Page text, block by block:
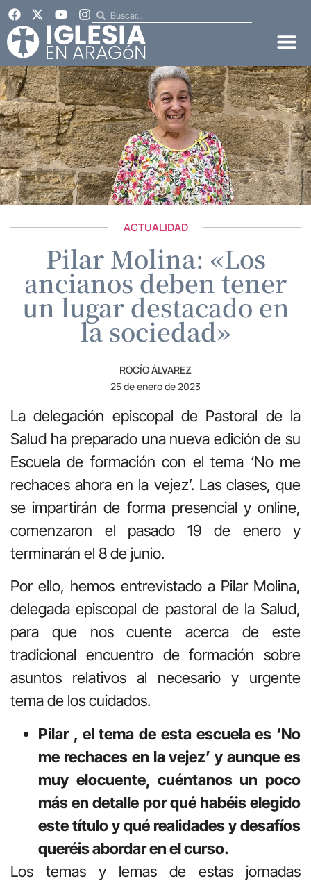
ACTUALIDAD
Pilar Molina: «Los
ancianos deben tener
un lugar destacado en
la sociedad»
ROCÍO ÁLVAREZ
25 de enero de 2023
La delegación episcopal de Pastoral de la
Salud ha preparado una nueva edición de su
Escuela de formación con el tema ‘No me
rechaces ahora en la vejez’. Las clases, que
se impartirán de forma presencial y online,
comenzaron el pasado 19 de enero y
terminarán el 8 de junio.
Por ello, hemos entrevistado a Pilar Molina,
delegada episcopal de pastoral de la Salud,
para que nos cuente acerca de este
tradicional encuentro de formación sobre
asuntos relativos al necesario y urgente
tema de los cuidados.
Pilar , el tema de esta escuela es ‘No
me rechaces en la vejez’ y aunque es
muy elocuente, cuéntanos un poco
más en detalle por qué habéis elegido
este título y qué realidades y desafíos
queréis abordar en el curso.
Los temas y lemas de estas jornadas